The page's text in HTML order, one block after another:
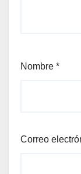
Nombre *
Correo